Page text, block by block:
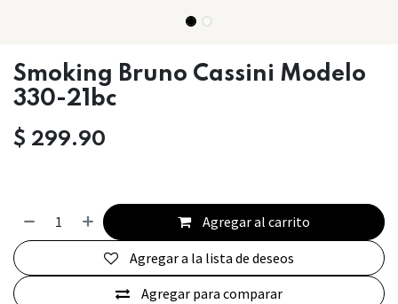
Smoking Bruno Cassini Modelo
330-21bc
$ 299.90
Agregar al carrito
Agregar para comparar
Agregar a la lista de deseos